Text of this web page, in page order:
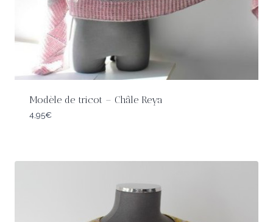
Modèle de tricot – Châle Reya
4,95€